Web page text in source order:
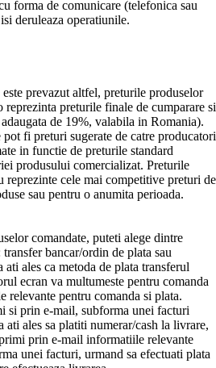
forma de comunicare (telefonica sau
deruleaza operatiunile.
prevazut altfel, preturile produselor
reprezinta preturile finale de cumparare si
de 19%, valabila in Romania).
fi preturi sugerate de catre producatori
in functie de preturile standard
produsului comercializat. Preturile
reprezinte cele mai competitive preturi de
sau pentru o anumita perioada.
comandate, puteti alege dintre
bancar/ordin de plata sau
ales ca metoda de plata transferul
ecran va multumeste pentru comanda
relevante pentru comanda si plata.
si prin e-mail, subforma unei facturi
ales sa platiti numerar/cash la livrare,
prin e-mail informatiile relevante
unei facturi, urmand sa efectuati plata